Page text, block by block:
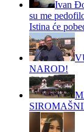
Ivan
su me
Istina će
NAROD!